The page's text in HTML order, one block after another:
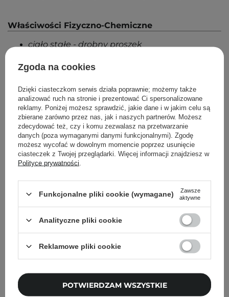
Właściwości Fizyczno-Chemiczne
ciało stałe - drobny proszek
rozpuszczalny w wodzie
Powrót do Cosipedii
Pokaż więcej wpisów zPaździernik 2020
Newsletter Cosibella
Pielęgnacyjne checklisty, eksperckie porady,
beauty nowości - prosto na maila!
Zgadzam się na otrzymywanie
Zgoda na cookies
Dzięki ciasteczkom serwis działa poprawnie; możemy także
analizować ruch na stronie i prezentować Ci spersonalizowane
reklamy. Poniżej możesz sprawdzić, jakie dane i w jakim celu są
zbierane zarówno przez nas, jak i naszych partnerów. Możesz
zdecydować też, czy i komu zezwalasz na przetwarzanie
danych (poza wymaganymi danymi funkcjonalnymi). Zgodę
możesz wycofać w dowolnym momencie poprzez usunięcie
ciasteczek z Twojej przeglądarki. Więcej informacji znajdziesz w
Polityce prywatności
Funkcjonalne pliki cookie (wymagane)
Zawsze
aktywne
Analityczne pliki cookie
Reklamowe pliki cookie
POTWIERDZAM WSZYSTKIE